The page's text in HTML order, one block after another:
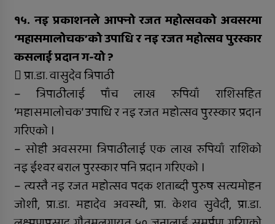
१५. नइ प्रकाशनले आफ्नो रजत महोत्सवको अवसरमा
‘महासमालोचक’को उपाधि र नइ रजत महोत्सव पुरस्कार
कसलाई प्रदान ग-यो ?
 प्रा.डा. वासुदेव त्रिपाठी
– त्रिपाठीलाई पाँच लाख रुपियाँ राशिसहित
‘महासमालोचक’ उपाधि र नइ रजत महोत्सव पुरस्कार प्रदान
गरिएको ।
– सोही अवसरमा त्रिपाठीलाई एक लाख रुपियाँ राशिको
नइ ईश्वर बराल पुरस्कार पनि प्रदान गरिएको ।
– त्यस्तै नइ रजत महोत्सव पदक शताब्दी पुरुष सत्यमोहन
जोशी, प्रा.डा. महादेव अवस्थी, प्रा. केशव सुवेदी, प्रा.डा.